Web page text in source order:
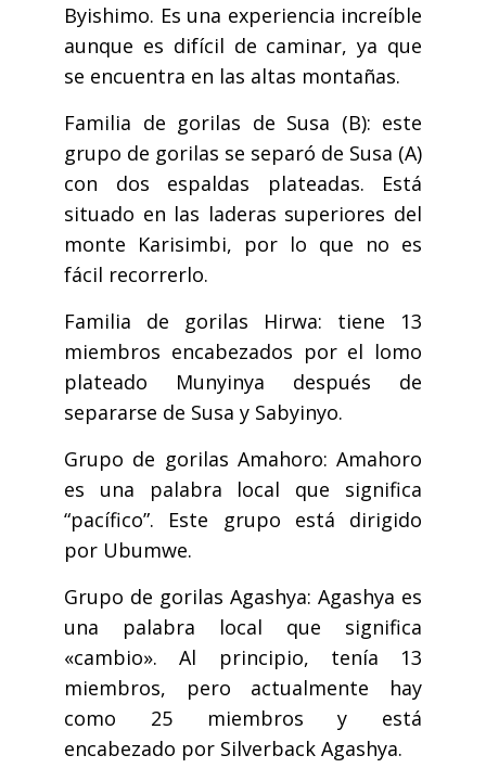
Byishimo. Es una experiencia increíble
aunque es difícil de caminar, ya que
se encuentra en las altas montañas.
Familia de gorilas de Susa (B): este
grupo de gorilas se separó de Susa (A)
con dos espaldas plateadas. Está
situado en las laderas superiores del
monte Karisimbi, por lo que no es
fácil recorrerlo.
Familia de gorilas Hirwa: tiene 13
miembros encabezados por el lomo
plateado Munyinya después de
separarse de Susa y Sabyinyo.
Grupo de gorilas Amahoro: Amahoro
es una palabra local que significa
“pacífico”. Este grupo está dirigido
por Ubumwe.
Grupo de gorilas Agashya: Agashya es
una palabra local que significa
«cambio». Al principio, tenía 13
miembros, pero actualmente hay
como 25 miembros y está
encabezado por Silverback Agashya.